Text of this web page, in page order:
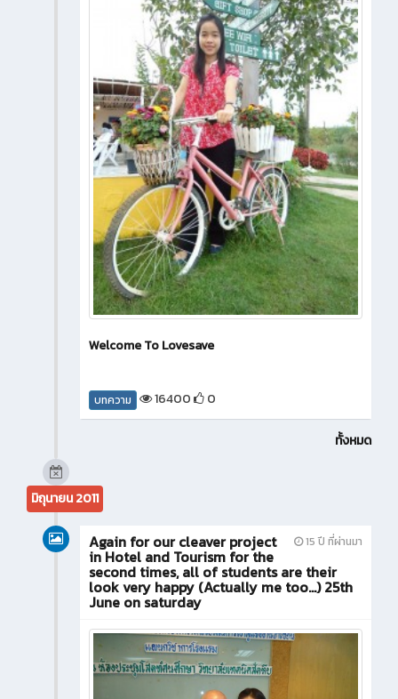
Welcome To Lovesave
บทความ 16400 0
ทั้งหมด
มิถุนายน 2011
15 ปี ที่ผ่านมา
Again for our cleaver project
in Hotel and Tourism for the
second times, all of students are their
look very happy (Actually me too...) 25th
June on saturday